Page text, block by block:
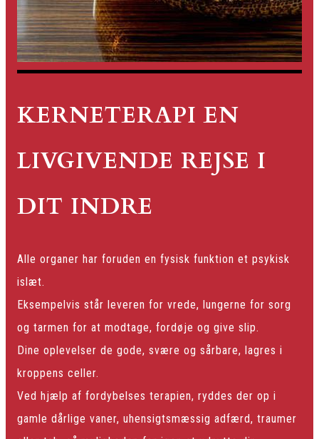
KERNETERAPI EN
LIVGIVENDE REJSE I
DIT INDRE
Alle organer har foruden en fysisk funktion et psykisk
islæt.
Eksempelvis står leveren for vrede, lungerne for sorg
og tarmen for at modtage, fordøje og give slip.
Dine oplevelser de gode, svære og sårbare, lagres i
kroppens celler.
Ved hjælp af fordybelses terapien, ryddes der op i
gamle dårlige vaner, uhensigtsmæssig adfærd, traumer